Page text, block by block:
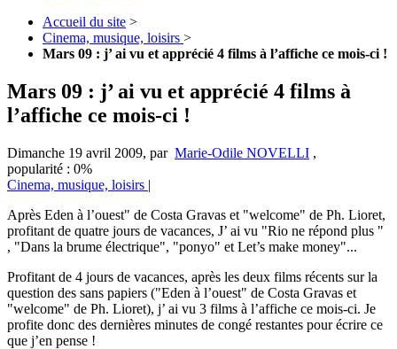
Accueil du site >
Cinema, musique, loisirs >
Mars 09 : j’ ai vu et apprécié 4 films à l’affiche ce mois-ci !
Mars 09 : j’ ai vu et apprécié 4 films à
l’affiche ce mois-ci !
Dimanche 19 avril 2009, par Marie-Odile NOVELLI ,
popularité : 0%
Cinema, musique, loisirs |
Après Eden à l’ouest" de Costa Gravas et "welcome" de Ph. Lioret,
profitant de quatre jours de vacances, J’ ai vu "Rio ne répond plus "
, "Dans la brume électrique", "ponyo" et Let’s make money"...
Profitant de 4 jours de vacances, après les deux films récents sur la
question des sans papiers ("Eden à l’ouest" de Costa Gravas et
"welcome" de Ph. Lioret), j’ ai vu 3 films à l’affiche ce mois-ci. Je
profite donc des dernières minutes de congé restantes pour écrire ce
que j’en pense !